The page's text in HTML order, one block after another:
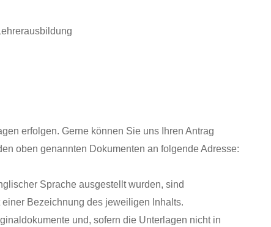
erfolgen. Gerne können Sie uns Ihren Antrag
oben genannten Dokumenten an folgende Adresse:
Sprache ausgestellt wurden, sind
Bezeichnung des jeweiligen Inhalts.
und, sofern die Unterlagen nicht in